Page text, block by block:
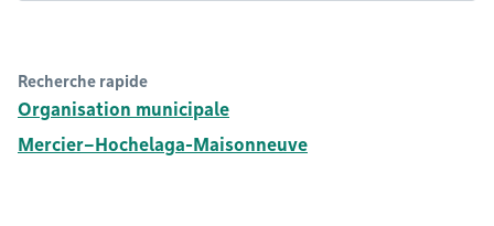
Recherche rapide
Organisation municipale
Mercier–Hochelaga-Maisonneuve